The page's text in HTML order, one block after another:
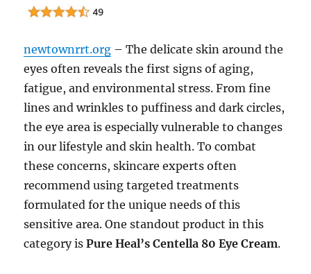
newtownrrt.org – The delicate skin around the
eyes often reveals the first signs of aging,
fatigue, and environmental stress. From fine
lines and wrinkles to puffiness and dark circles,
the eye area is especially vulnerable to changes
in our lifestyle and skin health. To combat
these concerns, skincare experts often
recommend using targeted treatments
formulated for the unique needs of this
sensitive area. One standout product in this
category isPure Heal’s Centella 80 Eye Cream.